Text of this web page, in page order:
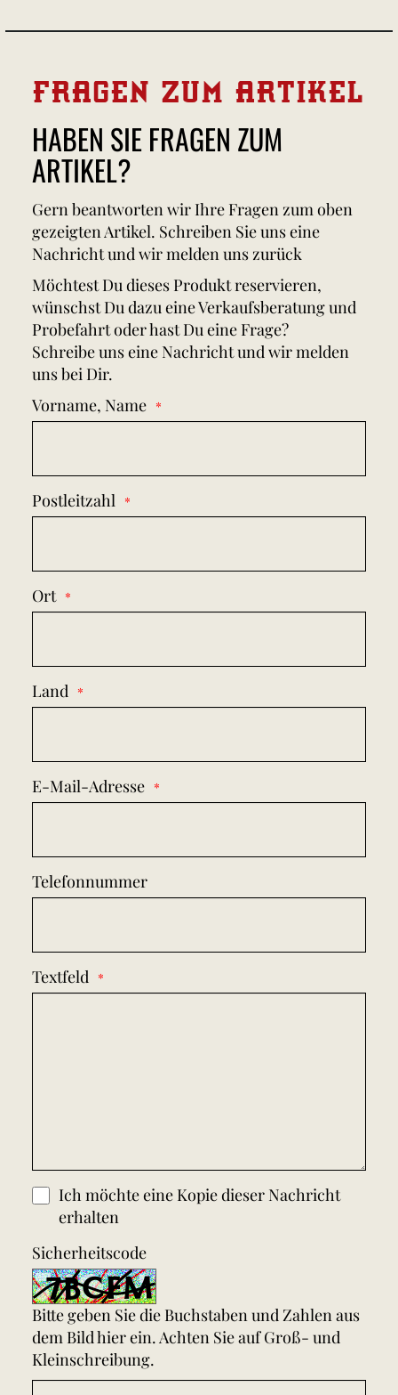
FRAGEN ZUM ARTIKEL
HABEN SIE FRAGEN ZUM
ARTIKEL?
Gern beantworten wir Ihre Fragen zum oben
gezeigten Artikel. Schreiben Sie uns eine
Nachricht und wir melden uns zurück
Möchtest Du dieses Produkt reservieren,
wünschst Du dazu eine Verkaufsberatung und
Probefahrt oder hast Du eine Frage?
Schreibe uns eine Nachricht und wir melden
uns bei Dir.
Vorname, Name
Postleitzahl
Ort
Land
E-Mail-Adresse
Telefonnummer
Textfeld
Ich möchte eine Kopie dieser Nachricht
erhalten
Sicherheitscode
Bitte geben Sie die Buchstaben und Zahlen aus
dem Bild hier ein. Achten Sie auf Groß- und
Kleinschreibung.